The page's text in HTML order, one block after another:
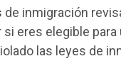
de inmigración
si eres elegible
las leyes de